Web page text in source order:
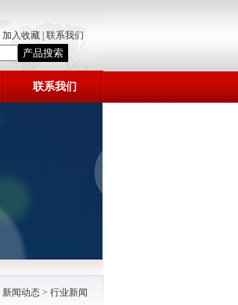
加入收藏 联系我们
联系我们
新闻动态 > 行业新闻